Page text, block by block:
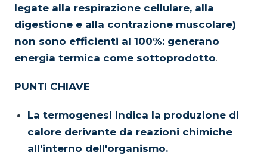
legate alla respirazione cellulare, alla
digestione e alla contrazione muscolare)
non sono efficienti al 100%: generano
energia termica come sottoprodotto.
PUNTI CHIAVE
La termogenesi indica la produzione di
calore derivante da reazioni chimiche
all'interno dell'organismo.